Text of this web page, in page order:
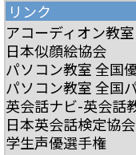
リンク
アコーディオン教室
日本似顔絵協会
パソコン教室 全国
パソコン教室 全国
英会話ナビ-英会話
日本英会話検定協会
学生声優選手権